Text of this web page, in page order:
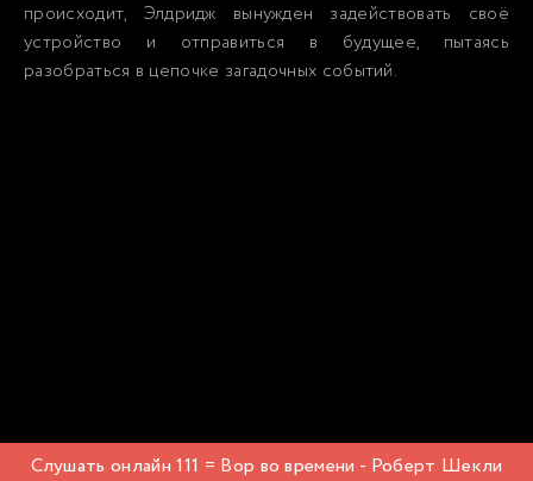
происходит, Элдридж вынужден задействовать своё
устройство и отправиться в будущее, пытаясь
разобраться в цепочке загадочных событий.
Слушать онлайн 111 = Вор во времени - Роберт Шекли